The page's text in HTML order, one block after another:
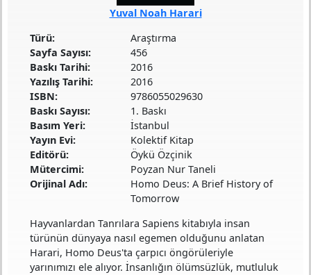
Yuval Noah Harari
Türü
Araştırma
Sayfa Sayısı
456
Baskı Tarihi
2016
Yazılış Tarihi
2016
ISBN
9786055029630
Baskı Sayısı
1. Baskı
Basım Yeri
İstanbul
Yayın Evi
Kolektif Kitap
Editörü
Öykü Özçinik
Mütercimi
Poyzan Nur Taneli
Orijinal Adı
Homo Deus: A Brief History of
Tomorrow
Hayvanlardan Tanrılara Sapiens kitabıyla insan
türünün dünyaya nasıl egemen olduğunu anlatan
Harari, Homo Deus'ta çarpıcı öngörüleriyle
yarınımızı ele alıyor. İnsanlığın ölümsüzlük, mutluluk